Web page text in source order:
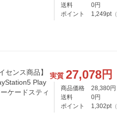
送料
0円
ポイント
1,249pt（
センス商品】
Play
ケードスティ
実質 27,078円
商品価格 28,380円
送料
0円
ポイント
1,302pt（